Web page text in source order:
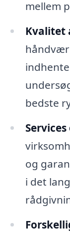
mellem
Kvalitet
bedste
og
i det